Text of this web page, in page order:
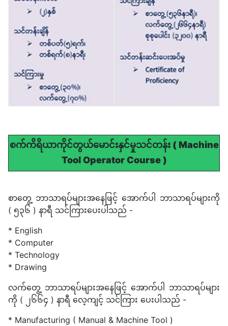
စက်ကိရိယာကိုင်တွယ်မောင်းနှင်မှုသင်တန်း ( Machine
Tool Operator Course )
စာတွေ့ ဘာသာရပ်များအနေဖြင့် အောက်ပါ ဘာသာရပ်များကို
( ၅၃၆ ) နာရီ သင်ကြားပေးပါသည် -
* English
* Computer
* Technology
* Drawing
လက်တွေ့ ဘာသာရပ်များအနေဖြင့် အောက်ပါ ဘာသာရပ်များ
ကို ( ၂၆၆၄ ) နာရီ လေ့ကျင့် သင်ကြား ပေးပါသည် -
* Manufacturing ( Manual & Machine Tool )